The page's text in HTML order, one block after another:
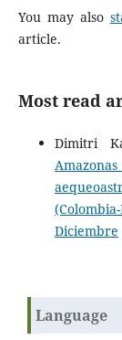
You may also
article.
Most read
Dimitri
Diciembre
Language